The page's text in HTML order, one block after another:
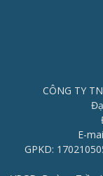
CÔNG TY
E-
GPKD: